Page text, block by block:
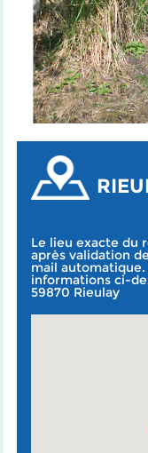
Le lieu exacte du
après validation
mail
informations ci-
59870 Rieulay